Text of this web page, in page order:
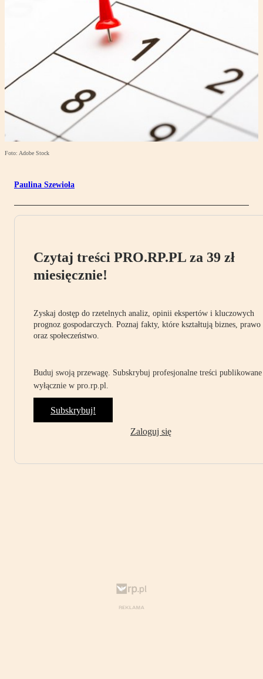
Foto: Adobe Stock
Paulina Szewioła
Czytaj treści PRO.RP.PL za 39 zł
miesięcznie!
Zyskaj dostęp do rzetelnych analiz, opinii ekspertów i kluczowych
prognoz gospodarczych. Poznaj fakty, które kształtują biznes, prawo
oraz społeczeństwo.
Buduj swoją przewagę. Subskrybuj profesjonalne treści publikowane
wyłącznie w pro.rp.pl.
Subskrybuj!
Zaloguj się